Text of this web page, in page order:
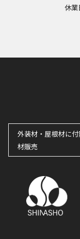
休
外装材・屋根材に
材販売